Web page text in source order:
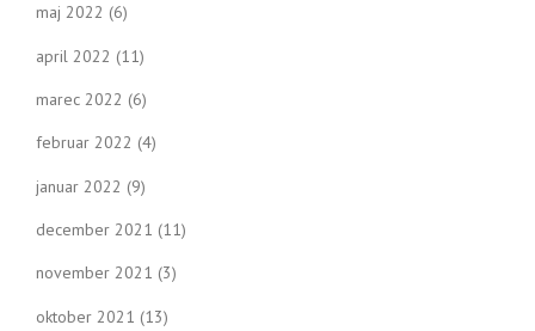
maj 2022 (6)
april 2022 (11)
marec 2022 (6)
februar 2022 (4)
januar 2022 (9)
december 2021 (11)
november 2021 (3)
oktober 2021 (13)